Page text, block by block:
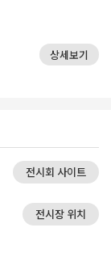
상세보기
전시회 사이트
전시장 위치